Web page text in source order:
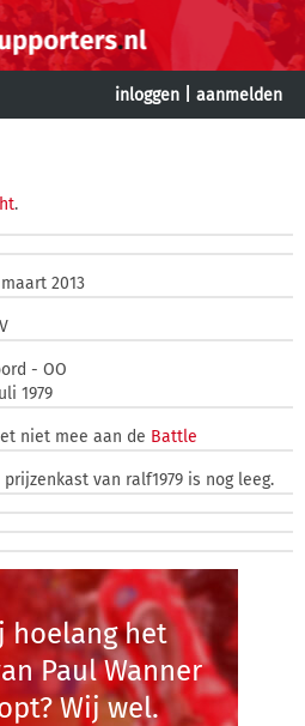
inloggen aanmelden
.
2013
- OO
1979
niet mee aan de Battle
prijzenkast van ralf1979 is nog leeg.
hoelang het
Paul Wanner
Wij wel.